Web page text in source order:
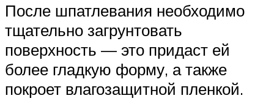
После шпатлевания необходимо
тщательно загрунтовать
поверхность — это придаст ей
более гладкую форму, а также
покроет влагозащитной пленкой.